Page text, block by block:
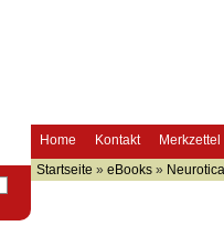
Home Kontakt Merkzettel
Startseite » eBooks » Neurotica